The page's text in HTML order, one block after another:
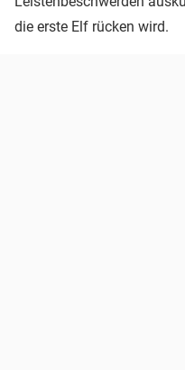
die erste Elf rücken wird.